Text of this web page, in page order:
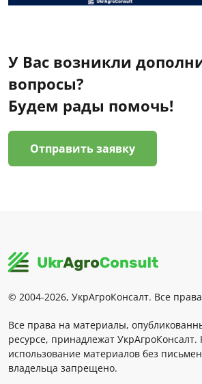
У Вас возникли
вопросы?
Будем рады помочь!
Отправить заявку
© 2004-2026, УкрАгроКонсалт. Все
Все права на материалы,
ресурсе, принадлежат УкрАгроКонсалт.
использование материалов без
владельца запрещено.